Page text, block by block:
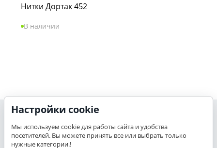
Нитки Дортак 452
В наличии
Моя учетная запись
K-TEX
Настройки cookie
Мы используем cookie для работы сайта и удобства
посетителей. Вы можете принять все или выбрать только
нужные категории.!